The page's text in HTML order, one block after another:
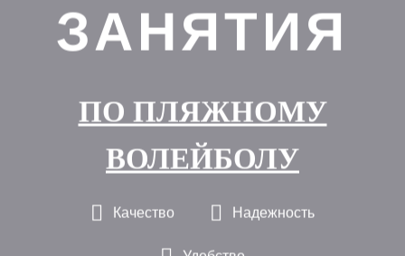
ЗАНЯТИЯ
ПО ПЛЯЖНОМУ
ВОЛЕЙБОЛУ
Качество Надежность